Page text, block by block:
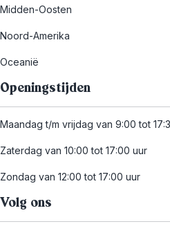
Midden-Oosten
Noord-Amerika
Oceanië
Openingstijden
Maandag t/m vrijdag van 9:00 tot
Zaterdag van 10:00 tot 17:00 uur
Zondag van 12:00 tot 17:00 uur
Volg ons